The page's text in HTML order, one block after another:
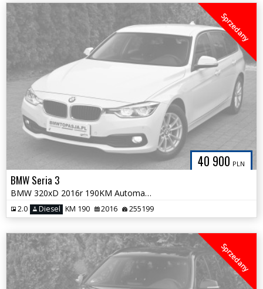
40 900 PLN
Sprzedany
BMW Seria 3
BMW 320xD 2016r 190KM Automat Klimatronk FULL LED Pełny Serwis ASO BMW
2.0 Diesel KM 190 2016 255199
Sprzedany